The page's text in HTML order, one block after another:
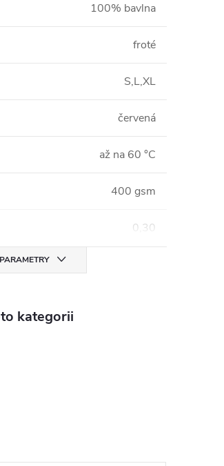
100% bavlna
froté
S,L,XL
červená
až na 60 °C
400 gsm
0,30
kategorii